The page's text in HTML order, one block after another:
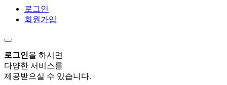
로그인
회원가입
로그인을 하시면
다양한 서비스를
제공받으실 수 있습니다.